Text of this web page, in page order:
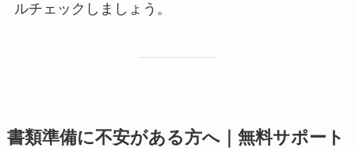
ルチェックしましょう。
書類準備に不安がある方へ｜無料サポート